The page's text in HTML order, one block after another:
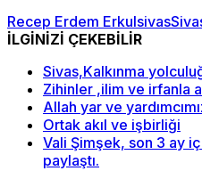
Recep Erdem Erkulsivas
İLGİNİZİ ÇEKEBİLİR
Sivas,Kalkınma
Zihinler ,ilim ve irfanla
Allah yar ve
Ortak akıl ve işbirliği
Vali Şimşek, son 3 ay
paylaştı.